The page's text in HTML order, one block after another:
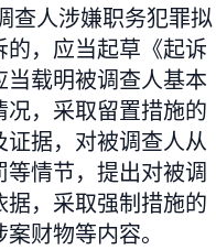
查人涉嫌职务犯罪拟
，应当起草《起诉
载明被调查人基本
，采取留置措施的
据，对被调查人从
情节，提出对被调
，采取强制措施的
财物等内容。